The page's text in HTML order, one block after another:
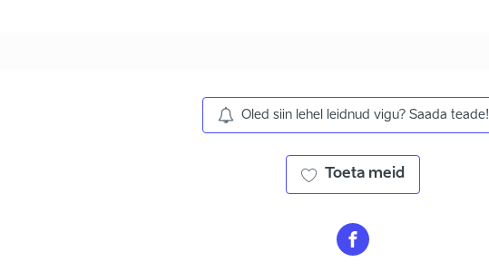
Oled siin lehel leidnud vigu? Saada teade!
Toeta meid